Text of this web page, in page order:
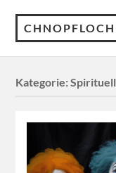
CHNOPFLOCH
Kategorie: